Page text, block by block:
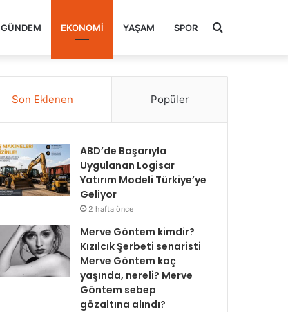
GÜNDEM EKONOMI YAŞAM SPOR Arama
Son Eklenen Popüler
ABD’de Başarıyla
Uygulanan Logisar
Yatırım Modeli Türkiye’ye
Geliyor
2 hafta önce
Merve Göntem kimdir?
Kızılcık Şerbeti senaristi
Merve Göntem kaç
yaşında, nereli? Merve
Göntem sebep
gözaltına alındı?